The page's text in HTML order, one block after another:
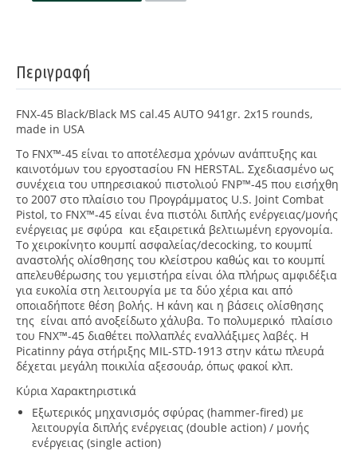
Περιγραφή
FNX-45 Black/Black MS cal.45 AUTO 941gr. 2x15 rounds,
made in USA
Το FNX™-45 είναι το αποτέλεσμα χρόνων ανάπτυξης και
καινοτόμων του εργοστασίου FN HERSTAL. Σχεδιασμένο ως
συνέχεια του υπηρεσιακού πιστολιού FNP™-45 που εισήχθη
το 2007 στο πλαίσιο του Προγράμματος U.S. Joint Combat
Pistol, το FNX™-45 είναι ένα πιστόλι διπλής ενέργειας/μονής
ενέργειας με σφύρα και εξαιρετικά βελτιωμένη εργονομία.
Το χειροκίνητο κουμπί ασφαλείας/decocking, το κουμπί
αναστολής ολίσθησης του κλείστρου καθώς και το κουμπί
απελευθέρωσης του γεμιστήρα είναι όλα πλήρως αμφιδέξια
για ευκολία στη λειτουργία με τα δύο χέρια και από
οποιαδήποτε θέση βολής. Η κάνη και η βάσεις ολίσθησης
της είναι από ανοξείδωτο χάλυβα. Το πολυμερικό πλαίσιο
του FNX™-45 διαθέτει πολλαπλές εναλλάξιμες λαβές. Η
Picatinny ράγα στήριξης MIL-STD-1913 στην κάτω πλευρά
δέχεται μεγάλη ποικιλία αξεσουάρ, όπως φακοί κλπ.
Κύρια Χαρακτηριστικά
Εξωτερικός μηχανισμός σφύρας (hammer-fired) με
λειτουργία διπλής ενέργειας (double action) / μονής
ενέργειας (single action)